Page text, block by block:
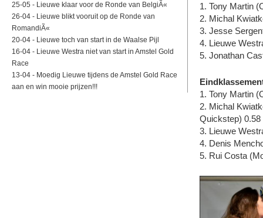
25-05 - Lieuwe klaar voor de Ronde van BelgiÃ«
26-04 - Lieuwe blikt vooruit op de Ronde van
RomandiÃ«
20-04 - Lieuwe toch van start in de Waalse Pijl
16-04 - Lieuwe Westra niet van start in Amstel Gold
Race
13-04 - Moedig Lieuwe tijdens de Amstel Gold Race
aan en win mooie prijzen!!!
1. Tony Martin
2. Michal
3. Jesse
4. Lieuwe
5. Jonathan
1. Tony Martin
2. Michal
Quickstep) 0.58
3. Lieuwe
4. Denis
5. Rui Costa